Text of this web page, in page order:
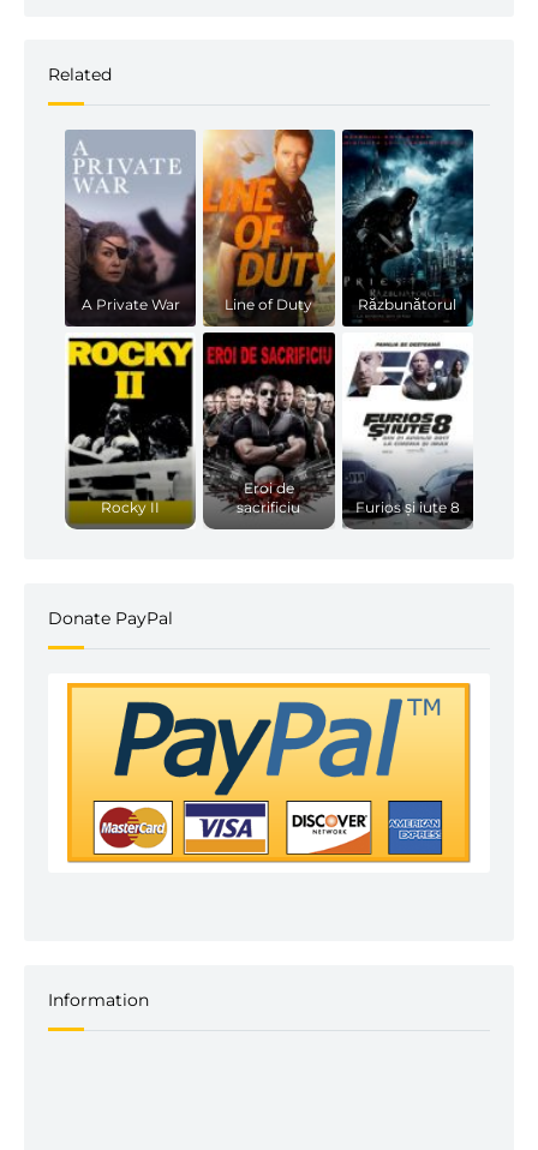
Related
A Private War Line of Duty Răzbunătorul
Rocky II
Eroi de
sacrificiu
Furios și iute 8
Donate PayPal
Information